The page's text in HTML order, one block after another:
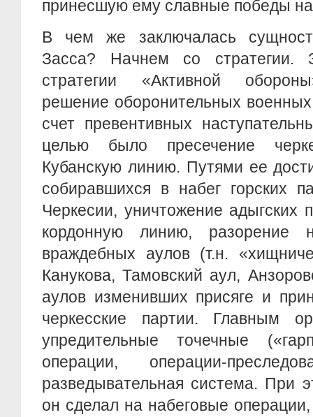
принесшую ему славные победы
В чем же заключалась
Засса? Начнем со стратегии.
стратегии «Активной
решение оборонительных
счет превентивных
целью было пресечение
Кубанскую линию. Путями ее
собиравшихся в набег горских
Черкесии, уничтожение адыгских
кордонную линию, разорение
враждебных аулов (т.н.
Канукова, Тамовский аул,
аулов изменивших присяге и
черкесские партии. Главным
упредительные точечные
операции, операции-
разведывательная система. При
он сделал на набеговые